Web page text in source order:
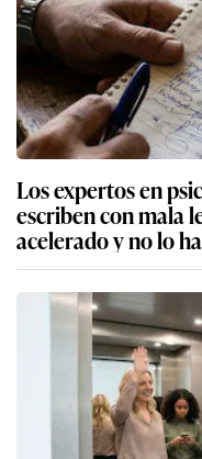
Los expertos en
escriben con mala
acelerado y no lo